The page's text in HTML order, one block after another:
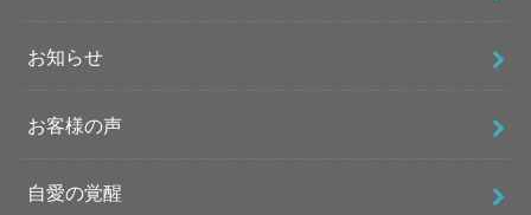
お知らせ
お客様の声
自愛の覚醒